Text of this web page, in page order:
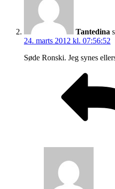
Tantedina
24. marts 2012 kl. 07:56:52
Søde Ronski. Jeg synes